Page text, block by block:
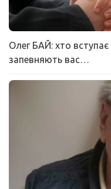
Олег БАЙ: хто
запевняють вас…